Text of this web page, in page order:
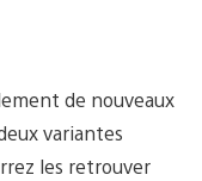
de nouveaux
variantes
les retrouver